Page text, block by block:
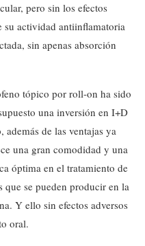
pero sin los efectos
su actividad antiinflamatoria
sin apenas absorción
tópico por roll-on ha sido
una inversión en I+D
de las ventajas ya
una gran comodidad y una
óptima en el tratamiento de
que se pueden producir en la
Y ello sin efectos adversos
oral.